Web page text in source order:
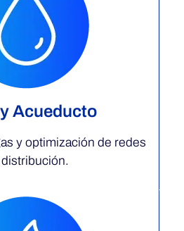
Acueducto
y optimización de redes